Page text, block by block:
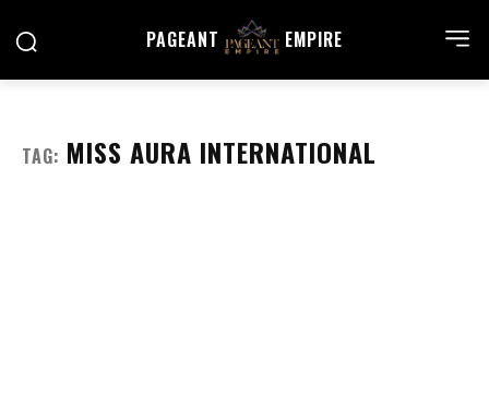
PAGEANT EMPIRE
TAG: MISS AURA INTERNATIONAL